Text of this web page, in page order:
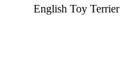
English Toy Terrier